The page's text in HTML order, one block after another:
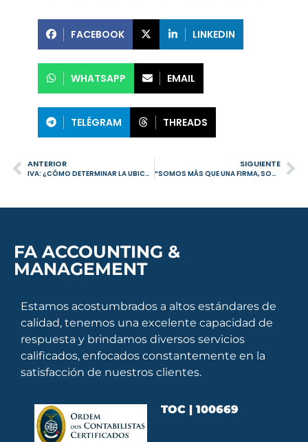
FACEBOOK LINKEDIN
WHATSAPP EMAIL
TELÉGRAM THREADS
ANTERIOR
IVA: ¿CÓMO DETERMINAR LA UBICACIÓN DE LAS PRESTACIONES DE SERVICIOS?
SIGUIENTE
“SOMOS MÁS QUE UNA FIRMA, SOMOS SOCIOS ESTRATÉGICOS.”
FA ACCOUNTING &
MANAGEMENT
Estamos acostumbrados a altos estándares de
calidad, tenemos una excelente capacidad de
respuesta y brindamos diversos servicios
calificados, enfocados constantemente en la
satisfacción de nuestros clientes.
TOC | 100669